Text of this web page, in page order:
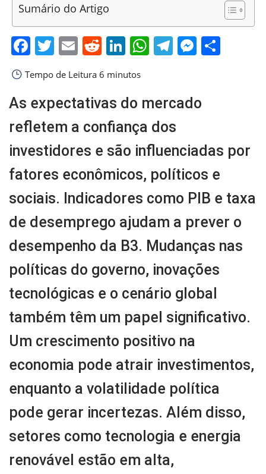
Sumário do Artigo
Facebook
Twitter
EmailReddit
LinkedIn
WhatsApp
Telegram
Tempo de Leitura 6 minutos
As expectativas do mercado
refletem a confiança dos
investidores e são influenciadas por
fatores econômicos, políticos e
sociais. Indicadores como PIB e taxa
de desemprego ajudam a prever o
desempenho da B3. Mudanças nas
políticas do governo, inovações
tecnológicas e o cenário global
também têm um papel significativo.
Um crescimento positivo na
economia pode atrair investimentos,
enquanto a volatilidade política
pode gerar incertezas. Além disso,
setores como tecnologia e energia
renovável estão em alta,